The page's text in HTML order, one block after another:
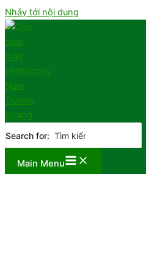
Nhảy tới nội dung
Search for:
Main Menu